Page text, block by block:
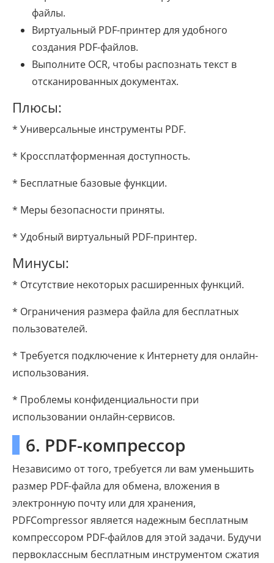
файлы.
Виртуальный PDF-принтер для удобного
создания PDF-файлов.
Выполните OCR, чтобы распознать текст в
отсканированных документах.
Плюсы:
* Универсальные инструменты PDF.
* Кроссплатформенная доступность.
* Бесплатные базовые функции.
* Меры безопасности приняты.
* Удобный виртуальный PDF-принтер.
Минусы:
* Отсутствие некоторых расширенных функций.
* Ограничения размера файла для бесплатных
пользователей.
* Требуется подключение к Интернету для онлайн-
использования.
* Проблемы конфиденциальности при
использовании онлайн-сервисов.
6. PDF-компрессор
Независимо от того, требуется ли вам уменьшить
размер PDF-файла для обмена, вложения в
электронную почту или для хранения,
PDFCompressor является надежным бесплатным
компрессором PDF-файлов для этой задачи. Будучи
первоклассным бесплатным инструментом сжатия